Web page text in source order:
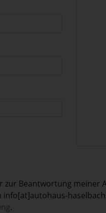
zur Beantwortung
info[at]autohaus-
.